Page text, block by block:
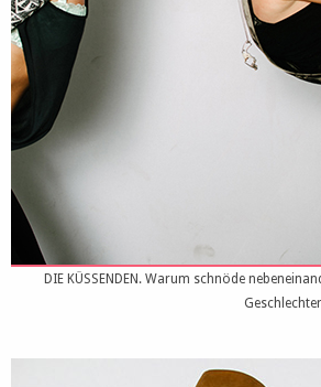
DIE KÜSSENDEN. Warum schnöde